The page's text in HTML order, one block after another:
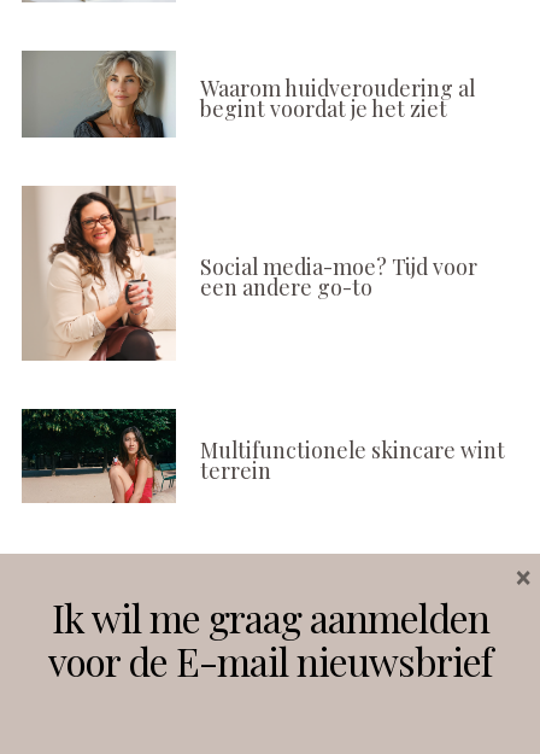
Waarom huidveroudering al
begint voordat je het ziet
Social media-moe? Tijd voor
een andere go-to
Multifunctionele skincare wint
terrein
Instagram Facebook
Ik wil me graag aanmelden
voor de E-mail nieuwsbrief
×